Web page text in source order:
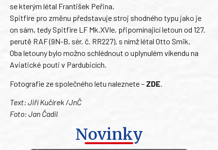
se kterým létal František Peřina.
Spitfire pro změnu představuje stroj shodného typu jako je
on sám, tedy Spitfire LF Mk.XVIe, připomínající letoun od 127.
perutě RAF (9N-B, sér. č. RR227), s nímž létal Otto Smik.
Oba letouny bylo možno schlédnout o uplynulém víkendu na
Aviatické pouti v Pardubicích.
Fotografie ze společného letu naleznete – ZDE
Text: Jiří Kučírek /JnČ
Foto: Jan Čadil
Novinky